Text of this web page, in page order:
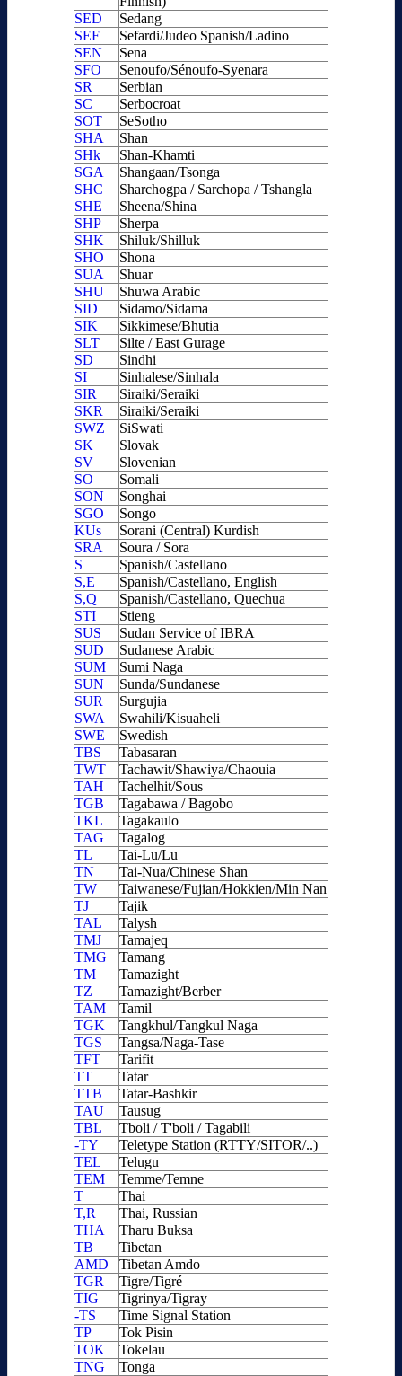
SED
Sedang
SEF
Sefardi/Judeo Spanish/Ladino
SEN
Sena
SFO
Senoufo/Sénoufo-Syenara
SR
Serbian
SC
Serbocroat
SOT
SeSotho
SHA
Shan
SHk
Shan-Khamti
SGA
Shangaan/Tsonga
SHC
Sharchogpa / Sarchopa / Tshangla
SHE
Sheena/Shina
SHP
Sherpa
SHK
Shiluk/Shilluk
SHO
Shona
SUA
Shuar
SHU
Shuwa Arabic
SID
Sidamo/Sidama
SIK
Sikkimese/Bhutia
SLT
Silte / East Gurage
SD
Sindhi
SI
Sinhalese/Sinhala
SIR
Siraiki/Seraiki
SKR
Siraiki/Seraiki
SWZ
SiSwati
SK
Slovak
SV
Slovenian
SO
Somali
SON
Songhai
SGO
Songo
KUs
Sorani (Central) Kurdish
SRA
Soura / Sora
S
Spanish/Castellano
S,E
Spanish/Castellano, English
S,Q
Spanish/Castellano, Quechua
STI
Stieng
SUS
Sudan Service of IBRA
SUD
Sudanese Arabic
SUM
Sumi Naga
SUN
Sunda/Sundanese
SUR
Surgujia
SWA
Swahili/Kisuaheli
SWE
Swedish
TBS
Tabasaran
TWT
Tachawit/Shawiya/Chaouia
TAH
Tachelhit/Sous
TGB
Tagabawa / Bagobo
TKL
Tagakaulo
TAG
Tagalog
TL
Tai-Lu/Lu
TN
Tai-Nua/Chinese Shan
TW
Taiwanese/Fujian/Hokkien/Min Nan
TJ
Tajik
TAL
Talysh
TMJ
Tamajeq
TMG
Tamang
TM
Tamazight
TZ
Tamazight/Berber
TAM
Tamil
TGK
Tangkhul/Tangkul Naga
TGS
Tangsa/Naga-Tase
TFT
Tarifit
TT
Tatar
TTB
Tatar-Bashkir
TAU
Tausug
TBL
Tboli / T'boli / Tagabili
-TY
Teletype Station (RTTY/SITOR/..)
TEL
Telugu
TEM
Temme/Temne
T
Thai
T,R
Thai, Russian
THA
Tharu Buksa
TB
Tibetan
AMD
Tibetan Amdo
TGR
Tigre/Tigré
TIG
Tigrinya/Tigray
-TS
Time Signal Station
TP
Tok Pisin
TOK
Tokelau
TNG
Tonga